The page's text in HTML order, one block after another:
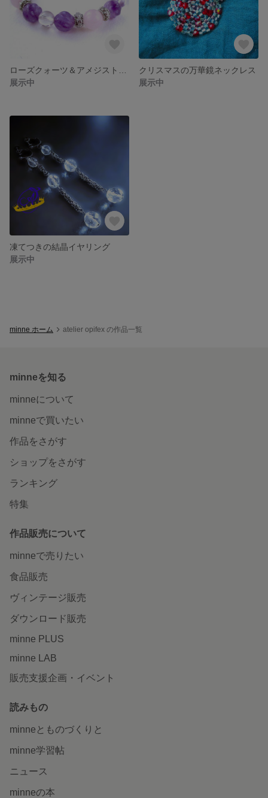
展示中
クリスマスの万華鏡ネックレス
展示中
凍てつきの結晶イヤリング
展示中
minne ホーム atelier opifex の作品一覧
minneを知る
minneについて
minneで買いたい
作品をさがす
ショップをさがす
ランキング
特集
作品販売について
minneで売りたい
食品販売
ヴィンテージ販売
ダウンロード販売
minne PLUS
minne LAB
販売支援企画・イベント
読みもの
minneとものづくりと
minne学習帖
ニュース
minneの本